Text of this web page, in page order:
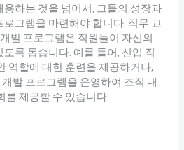
하는 것을 넘어서, 그들의 성장과
그램을 마련해야 합니다. 직무 교
발 프로그램은 직원들이 자신의
록 돕습니다. 예를 들어, 신입 직
역할에 대한 훈련을 제공하거나,
발 프로그램을 운영하여 조직 내
를 제공할 수 있습니다.